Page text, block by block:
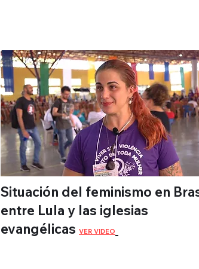
Situación del feminismo en
entre Lula y las iglesias
evangélicas VER VIDEO